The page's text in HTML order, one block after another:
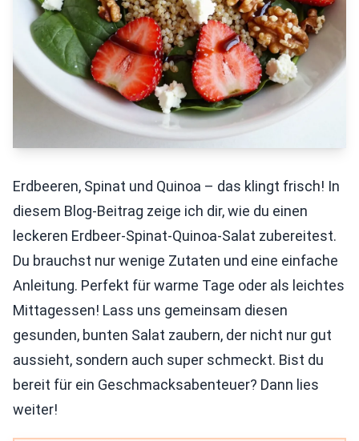
Erdbeeren, Spinat und Quinoa – das klingt frisch! In
diesem Blog-Beitrag zeige ich dir, wie du einen
leckeren Erdbeer-Spinat-Quinoa-Salat zubereitest.
Du brauchst nur wenige Zutaten und eine einfache
Anleitung. Perfekt für warme Tage oder als leichtes
Mittagessen! Lass uns gemeinsam diesen
gesunden, bunten Salat zaubern, der nicht nur gut
aussieht, sondern auch super schmeckt. Bist du
bereit für ein Geschmacksabenteuer? Dann lies
weiter!